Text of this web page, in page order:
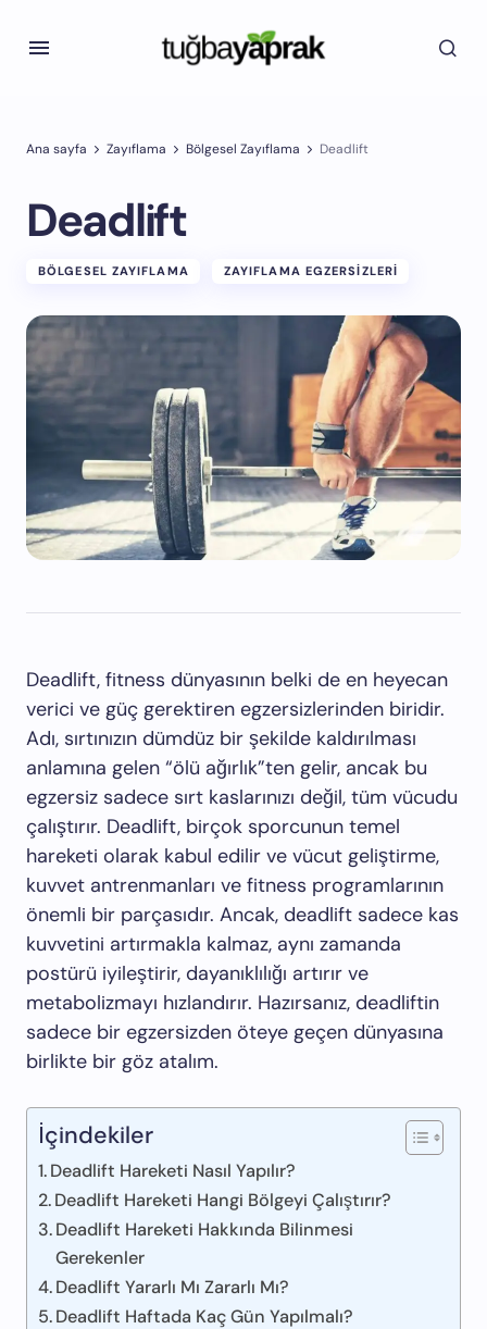
Ana sayfa Zayıflama Bölgesel Zayıflama Deadlift
Deadlift
BÖLGESEL ZAYIFLAMA ZAYIFLAMA EGZERSIZLERI
Deadlift, fitness dünyasının belki de en heyecan
verici ve güç gerektiren egzersizlerinden biridir.
Adı, sırtınızın dümdüz bir şekilde kaldırılması
anlamına gelen “ölü ağırlık”ten gelir, ancak bu
egzersiz sadece sırt kaslarınızı değil, tüm vücudu
çalıştırır. Deadlift, birçok sporcunun temel
hareketi olarak kabul edilir ve vücut geliştirme,
kuvvet antrenmanları ve fitness programlarının
önemli bir parçasıdır. Ancak, deadlift sadece kas
kuvvetini artırmakla kalmaz, aynı zamanda
postürü iyileştirir, dayanıklılığı artırır ve
metabolizmayı hızlandırır. Hazırsanız, deadliftin
sadece bir egzersizden öteye geçen dünyasına
birlikte bir göz atalım.
İçindekiler
Deadlift Hareketi Nasıl Yapılır?
Deadlift Hareketi Hangi Bölgeyi Çalıştırır?
Deadlift Hareketi Hakkında Bilinmesi
Gerekenler
Deadlift Yararlı Mı Zararlı Mı?
Deadlift Haftada Kaç Gün Yapılmalı?